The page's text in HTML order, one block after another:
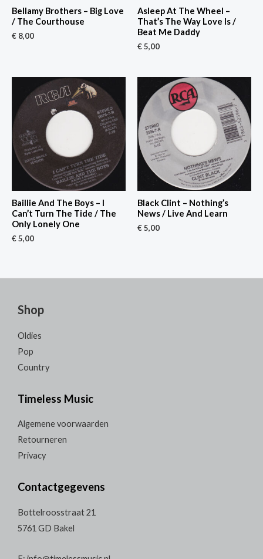
Bellamy Brothers – Big Love
/ The Courthouse
€ 8,00
Asleep At The Wheel –
That’s The Way Love Is /
Beat Me Daddy
€5,00
Baillie And The Boys – I
Can’t Turn The Tide / The
Only Lonely One
€5,00
Black Clint – Nothing’s
News / Live And Learn
€5,00
Shop
Oldies
Pop
Country
Timeless Music
Algemene voorwaarden
Retourneren
Privacy
Contactgegevens
Bottelroosstraat 21
5761 GD Bakel